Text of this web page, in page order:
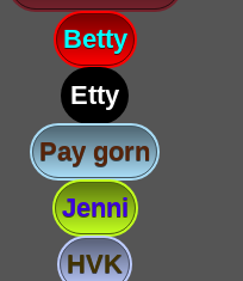
Betty
Etty
Pay gorn
Jenni
HVK